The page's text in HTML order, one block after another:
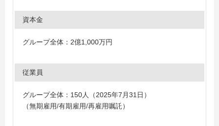
資本金
グループ全体：2億1,000万円
従業員
グループ全体：150人（2025年7月31日）
（無期雇用/有期雇用/再雇用嘱託）